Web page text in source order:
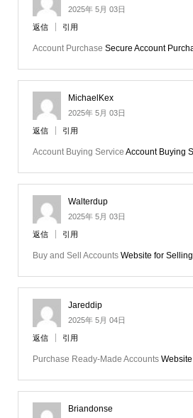
2025年 5月 03日
返信 引用
Account Purchase Secure Account
MichaelKex
2025年 5月 03日
返信 引用
Account Buying Service Account Buying
Walterdup
2025年 5月 03日
返信 引用
Buy and Sell Accounts Website for
Jareddip
2025年 5月 04日
返信 引用
Purchase Ready-Made Accounts
Briandonse